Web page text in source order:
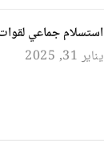
استسلام جماعي
يناير 31, 2025